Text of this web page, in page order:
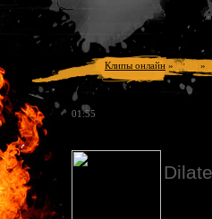
Клипы онлайн »2009 »
01:55